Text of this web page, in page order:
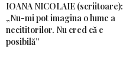
IOANA NICOLAIE (scriitoare):
„Nu-mi pot imagina o lume a
necititorilor. Nu cred că e
posibilă”